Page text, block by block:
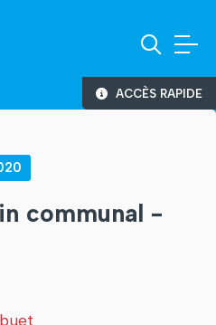
ACCÈS RAPIDE
communal -